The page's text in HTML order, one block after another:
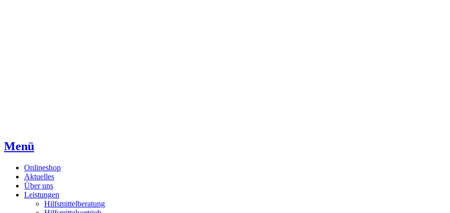
Menü
Onlineshop
Aktuelles
Über uns
Leistungen
Hilfsmittelberatung